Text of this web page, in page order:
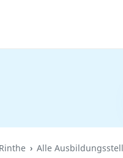
Alle